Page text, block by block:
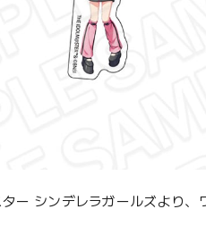
ー シンデレラガールズより、